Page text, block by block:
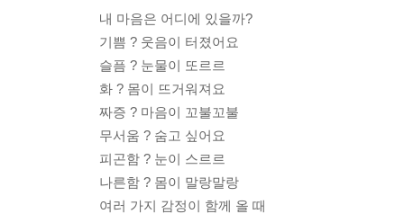
내 마음은 어디에 있을까?
기쁨 ? 웃음이 터졌어요
슬픔 ? 눈물이 또르르
화 ? 몸이 뜨거워져요
짜증 ? 마음이 꼬불꼬불
무서움 ? 숨고 싶어요
피곤함 ? 눈이 스르르
나른함 ? 몸이 말랑말랑
여러 가지 감정이 함께 올 때